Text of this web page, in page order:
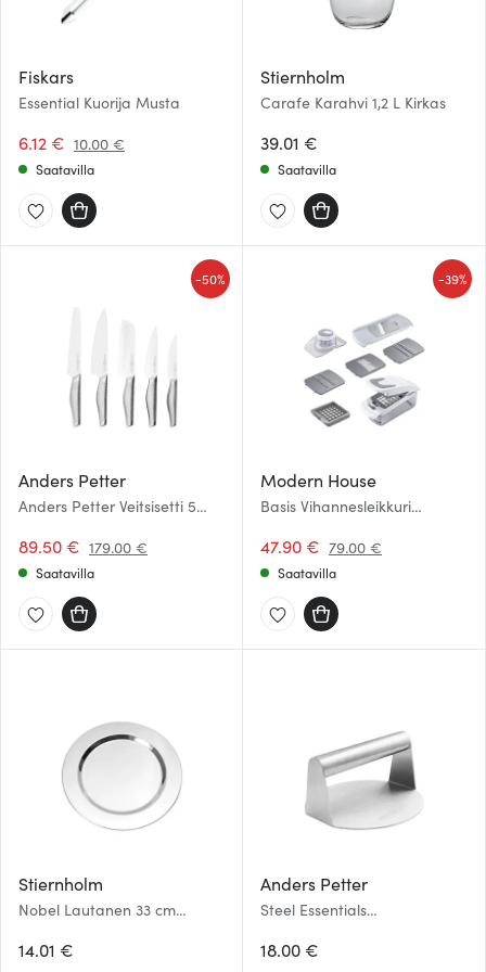
Fiskars
Essential Kuorija Musta
6.12 € 10.00 €
Saatavilla
Stiernholm
Carafe Karahvi 1,2 L Kirkas
39.01 €
Saatavilla
Anders Petter
Anders Petter Veitsisetti 5
89.50 € 179.00 €
-50%
Saatavilla
Modern House
Basis Vihannesleikkuri
47.90 € 79.00 €
-39%
Saatavilla
Stiernholm
Nobel Lautanen 33 cm
14.01 €
Anders Petter
Steel Essentials
Teräs
18.00 €